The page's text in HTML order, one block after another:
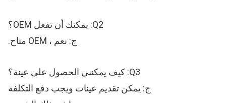
Q2: يمكنك أن تفعل OEM؟
ج: نعم ، OEM متاح.
Q3: كيف يمكنني الحصول على عينة؟
ج: يمكن تقديم عينات ويجب دفع التكلفة